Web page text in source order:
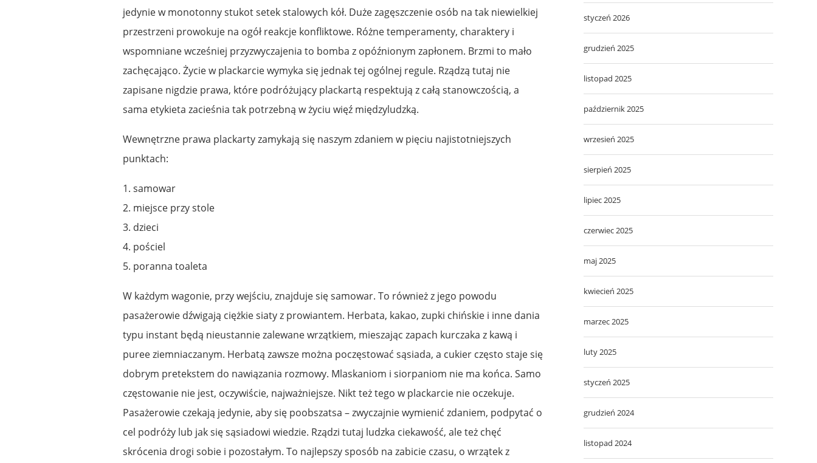
jedynie w monotonny stukot setek stalowych kół. Duże zagęszczenie osób na tak niewielkiej
przestrzeni prowokuje na ogół reakcje konfliktowe. Różne temperamenty, charaktery i
wspomniane wcześniej przyzwyczajenia to bomba z opóźnionym zapłonem. Brzmi to mało
zachęcająco. Życie w plackarcie wymyka się jednak tej ogólnej regule. Rządzą tutaj nie
zapisane nigdzie prawa, które podróżujący plackartą respektują z całą stanowczością, a
sama etykieta zacieśnia tak potrzebną w życiu więź międzyludzką.
Wewnętrzne prawa plackarty zamykają się naszym zdaniem w pięciu najistotniejszych
punktach:
1. samowar
2. miejsce przy stole
3. dzieci
4. pościel
5. poranna toaleta
W każdym wagonie, przy wejściu, znajduje się samowar. To również z jego powodu
pasażerowie dźwigają ciężkie siaty z prowiantem. Herbata, kakao, zupki chińskie i inne dania
typu instant będą nieustannie zalewane wrzątkiem, mieszając zapach kurczaka z kawą i
puree ziemniaczanym. Herbatą zawsze można poczęstować sąsiada, a cukier często staje się
dobrym pretekstem do nawiązania rozmowy. Mlaskaniom i siorpaniom nie ma końca. Samo
częstowanie nie jest, oczywiście, najważniejsze. Nikt też tego w plackarcie nie oczekuje.
Pasażerowie czekają jedynie, aby się poobszatsa – zwyczajnie wymienić zdaniem, podpytać o
cel podróży lub jak się sąsiadowi wiedzie. Rządzi tutaj ludzka ciekawość, ale też chęć
skrócenia drogi sobie i pozostałym. To najlepszy sposób na zabicie czasu, o wrzątek z
styczeń 2026
grudzień 2025
listopad 2025
październik 2025
wrzesień 2025
sierpień 2025
lipiec 2025
czerwiec 2025
maj 2025
kwiecień 2025
marzec 2025
luty 2025
styczeń 2025
grudzień 2024
listopad 2024